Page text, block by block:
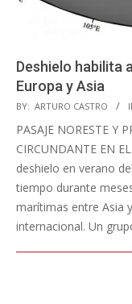
Deshielo habilita
Europa y Asia
2020-
11-
24
BY: ARTURO CASTRO
PASAJE NORESTE Y
CIRCUNDANTE EN
deshielo en verano
tiempo durante
marítimas entre Asia
internacional. Un